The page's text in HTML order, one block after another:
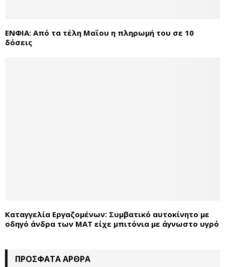
ΕΝΦΙΑ: Από τα τέλη Μαΐου η πληρωμή του σε 10
δόσεις
Καταγγελία Εργαζομένων: Συμβατικό αυτοκίνητο με
οδηγό άνδρα των ΜΑΤ είχε μπιτόνια με άγνωστο υγρό
ΠΡΌΣΦΑΤΑ ΆΡΘΡΑ